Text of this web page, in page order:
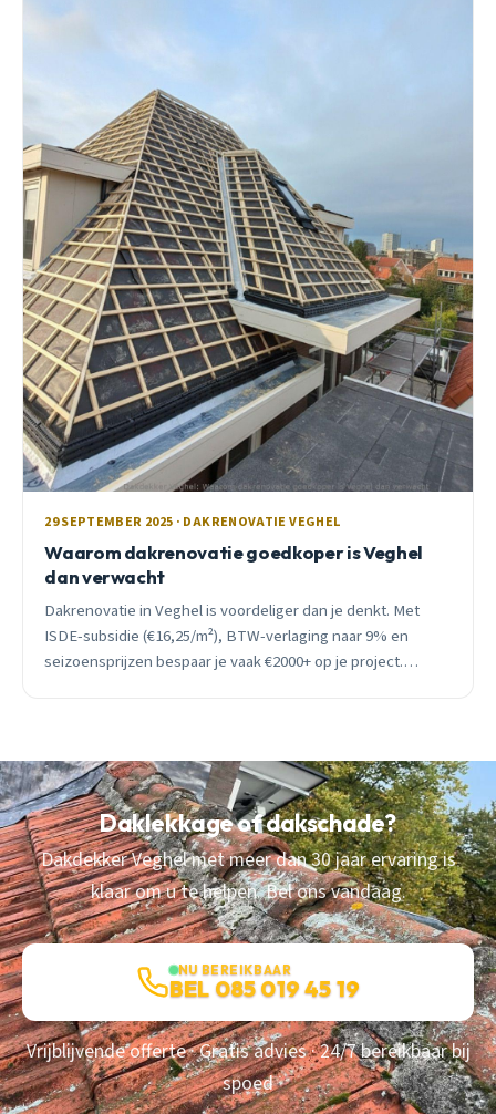
29 SEPTEMBER 2025 · DAKRENOVATIE VEGHEL
Waarom dakrenovatie goedkoper is Veghel
dan verwacht
Dakrenovatie in Veghel is voordeliger dan je denkt. Met
ISDE-subsidie (€16,25/m²), BTW-verlaging naar 9% en
seizoensprijzen bespaar je vaak €2000+ op je project.
Daklekkage of dakschade?
Dakdekker Veghel met meer dan 30 jaar ervaring is
klaar om u te helpen. Bel ons vandaag.
NU BEREIKBAAR
BEL 085 019 45 19
Vrijblijvende offerte · Gratis advies · 24/7 bereikbaar bij
spoed